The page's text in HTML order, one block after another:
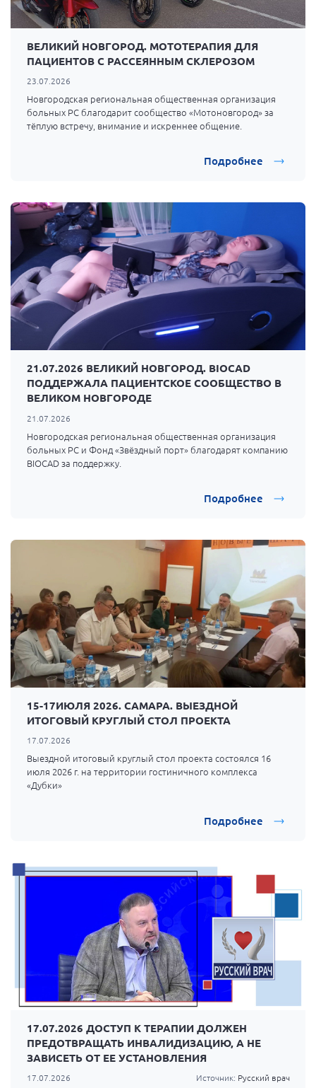
ВЕЛИКИЙ НОВГОРОД. МОТОТЕРАПИЯ ДЛЯ
ПАЦИЕНТОВ С РАССЕЯННЫМ СКЛЕРОЗОМ
23.07.2026
Новгородская региональная общественная организация
больных РС благодарит сообщество «Мотоновгород»за
тёплую встречу, внимание и искреннее общение.
Подробнее
21.07.2026 ВЕЛИКИЙ НОВГОРОД. BIOCAD
ПОДДЕРЖАЛА ПАЦИЕНТСКОЕ СООБЩЕСТВО В
ВЕЛИКОМ НОВГОРОДЕ
21.07.2026
Новгородская региональная общественная организация
больных РС и Фонд «Звёздный порт» благодарят компанию
BIOCAD за поддержку.
Подробнее
15-17ИЮЛЯ 2026. САМАРА. ВЫЕЗДНОЙ
ИТОГОВЫЙ КРУГЛЫЙ СТОЛ ПРОЕКТА
17.07.2026
Выездной итоговый круглый стол проекта состоялся 16
июля 2026 г. на территории гостиничного комплекса
«Дубки»
Подробнее
17.07.2026 ДОСТУП К ТЕРАПИИ ДОЛЖЕН
ПРЕДОТВРАЩАТЬ ИНВАЛИДИЗАЦИЮ, А НЕ
ЗАВИСЕТЬ ОТ ЕЕ УСТАНОВЛЕНИЯ
17.07.2026 Источник: Русский врач